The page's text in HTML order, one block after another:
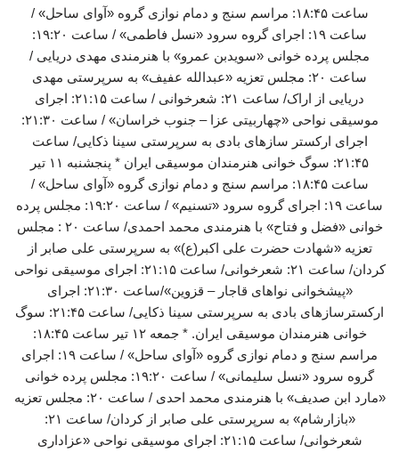
ساعت ۱۸:۴۵: مراسم سنج و دمام نوازی گروه «آوای ساحل» /
ساعت ۱۹: اجرای گروه سرود «نسل فاطمی» / ساعت ۱۹:۲۰:
مجلس پرده خوانی «سویدبن عمرو» با هنرمندی مهدی دریایی /
ساعت ۲۰: مجلس تعزیه «عبدالله عفیف» به سرپرستی مهدی
دریایی از اراک/ ساعت ۲۱: شعرخوانی / ساعت ۲۱:۱۵: اجرای
موسیقی نواحی «چهاربیتی عزا – جنوب خراسان» / ساعت ۲۱:۳۰:
اجرای ارکستر سازهای بادی به سرپرستی سینا ذکایی/ ساعت
۲۱:۴۵: سوگ خوانی هنرمندان موسیقی ایران * پنجشنبه ۱۱ تیر
ساعت ۱۸:۴۵: مراسم سنج و دمام نوازی گروه «آوای ساحل» /
ساعت ۱۹: اجرای گروه سرود «تسنیم» / ساعت ۱۹:۲۰: مجلس پرده
خوانی «فضل و فتاح» با هنرمندی محمد احمدی/ ساعت ۲۰ : مجلس
تعزیه «شهادت حضرت علی اکبر(ع)» به سرپرستی علی صابر از
کردان/ ساعت ۲۱: شعرخوانی/ ساعت ۲۱:۱۵: اجرای موسیقی نواحی
«پیشخوانی نواهای قاجار – قزوین»/ساعت ۲۱:۳۰: اجرای
ارکسترسازهای بادی به سرپرستی سینا ذکایی/ ساعت ۲۱:۴۵: سوگ
خوانی هنرمندان موسیقی ایران. * جمعه ۱۲ تیر ساعت ۱۸:۴۵:
مراسم سنج و دمام نوازی گروه «آوای ساحل» / ساعت ۱۹: اجرای
گروه سرود «نسل سلیمانی» / ساعت ۱۹:۲۰: مجلس پرده خوانی
«مارد ابن صدیف» با هنرمندی محمد احدی / ساعت ۲۰: مجلس تعزیه
«بازارشام» به سرپرستی علی صابر از کردان/ ساعت ۲۱:
شعرخوانی/ ساعت ۲۱:۱۵: اجرای موسیقی نواحی «عزاداری